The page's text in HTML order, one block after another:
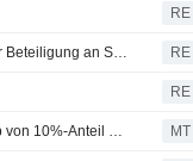
RE
Salter Brothers Emerging Companies meldet Übernahme der Beteiligung an SB SPV NO.1 PTY durch die Commonwealth Bank of Australia RE
RE
Nickel Industries: Südkoreanischer Hersteller schließt Erwerb von 10%-Anteil am Indonesien-Projekt ab MT